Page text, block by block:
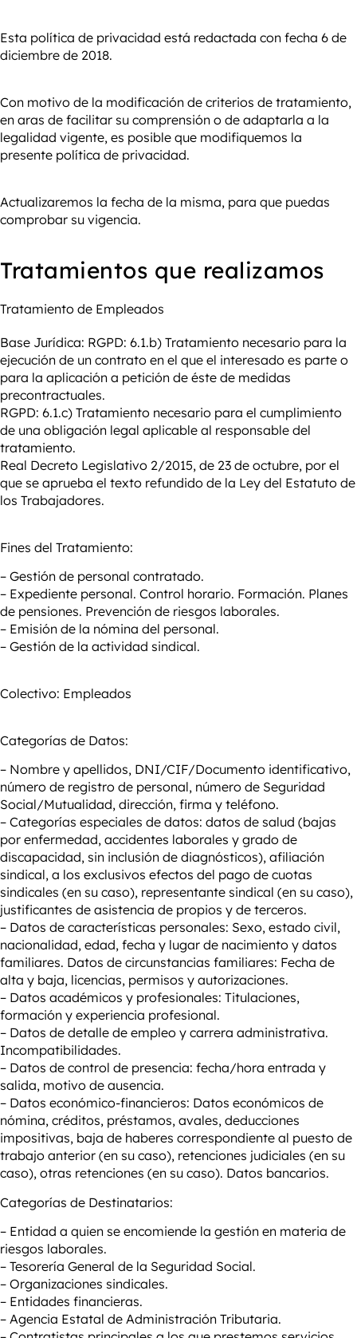
Esta política de privacidad está redactada con fecha 6 de
diciembre de 2018.
Con motivo de la modificación de criterios de tratamiento,
en aras de facilitar su comprensión o de adaptarla a la
legalidad vigente, es posible que modifiquemos la
presente política de privacidad.
Actualizaremos la fecha de la misma, para que puedas
comprobar su vigencia.
Tratamientos que realizamos
Tratamiento de Empleados
Base Jurídica: RGPD: 6.1.b) Tratamiento necesario para la
ejecución de un contrato en el que el interesado es parte o
para la aplicación a petición de éste de medidas
precontractuales.
RGPD: 6.1.c) Tratamiento necesario para el cumplimiento
de una obligación legal aplicable al responsable del
tratamiento.
Real Decreto Legislativo 2/2015, de 23 de octubre, por el
que se aprueba el texto refundido de la Ley del Estatuto de
los Trabajadores.
Fines del Tratamiento:
– Gestión de personal contratado.
– Expediente personal. Control horario. Formación. Planes
de pensiones. Prevención de riesgos laborales.
– Emisión de la nómina del personal.
– Gestión de la actividad sindical.
Colectivo: Empleados
Categorías de Datos:
– Nombre y apellidos, DNI/CIF/Documento identificativo,
número de registro de personal, número de Seguridad
Social/Mutualidad, dirección, firma y teléfono.
– Categorías especiales de datos: datos de salud (bajas
por enfermedad, accidentes laborales y grado de
discapacidad, sin inclusión de diagnósticos), afiliación
sindical, a los exclusivos efectos del pago de cuotas
sindicales (en su caso), representante sindical (en su caso),
justificantes de asistencia de propios y de terceros.
– Datos de características personales: Sexo, estado civil,
nacionalidad, edad, fecha y lugar de nacimiento y datos
familiares. Datos de circunstancias familiares: Fecha de
alta y baja, licencias, permisos y autorizaciones.
– Datos académicos y profesionales: Titulaciones,
formación y experiencia profesional.
– Datos de detalle de empleo y carrera administrativa.
Incompatibilidades.
– Datos de control de presencia: fecha/hora entrada y
salida, motivo de ausencia.
– Datos económico-financieros: Datos económicos de
nómina, créditos, préstamos, avales, deducciones
impositivas, baja de haberes correspondiente al puesto de
trabajo anterior (en su caso), retenciones judiciales (en su
caso), otras retenciones (en su caso). Datos bancarios.
Categorías de Destinatarios:
– Entidad a quien se encomiende la gestión en materia de
riesgos laborales.
– Tesorería General de la Seguridad Social.
– Organizaciones sindicales.
– Entidades financieras.
– Agencia Estatal de Administración Tributaria.